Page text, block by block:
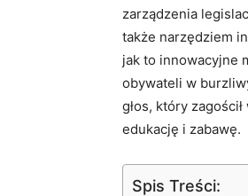
zarządzenia
także narzędziem
jak to innowacyjne
obywateli w
głos, który
edukację i zabawę.
Spis Treści: